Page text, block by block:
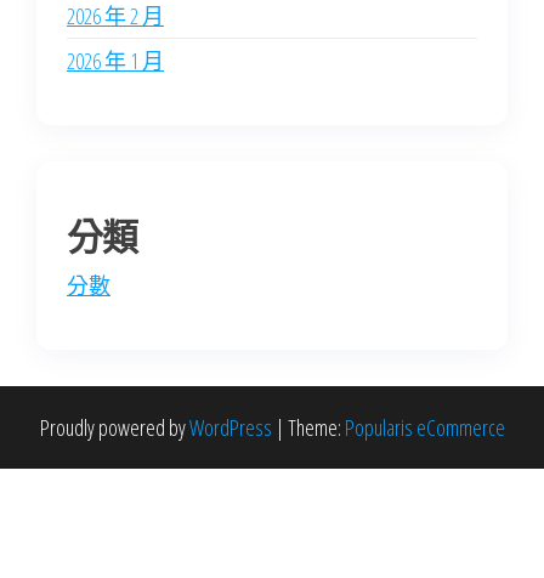
2026 年 2 月
2026 年 1 月
分類
分數
Proudly powered byWordPress | Theme: Popularis eCommerce